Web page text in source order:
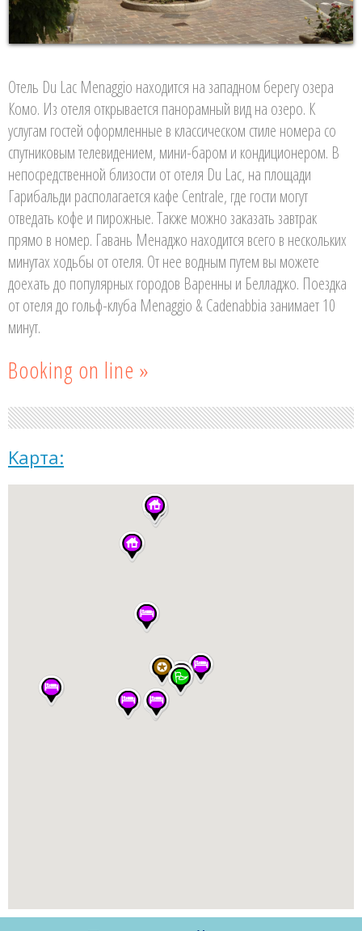
Отель Du Lac Menaggio находится на западном берегу озера
Комо. Из отеля открывается панорамный вид на озеро. К
услугам гостей оформленные в классическом стиле номера со
спутниковым телевидением, мини-баром и кондиционером. В
непосредственной близости от отеля Du Lac, на площади
Гарибальди располагается кафе Centrale, где гости могут
отведать кофе и пирожные. Также можно заказать завтрак
прямо в номер. Гавань Менаджо находится всего в нескольких
минутах ходьбы от отеля. От нее водным путем вы можете
доехать до популярных городов Варенны и Белладжо. Поездка
от отеля до гольф-клуба Menaggio & Cadenabbia занимает 10
минут.
Booking on line »
Kарта: